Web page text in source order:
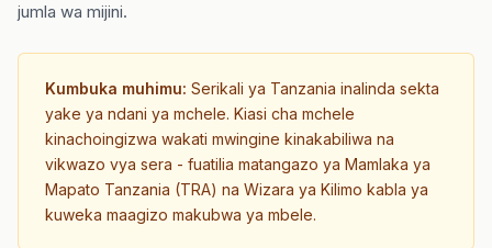
jumla wa mijini.
Kumbuka muhimu: Serikali ya Tanzania inalinda sekta
yake ya ndani ya mchele. Kiasi cha mchele
kinachoingizwa wakati mwingine kinakabiliwa na
vikwazo vya sera - fuatilia matangazo ya Mamlaka ya
Mapato Tanzania (TRA) na Wizara ya Kilimo kabla ya
kuweka maagizo makubwa ya mbele.